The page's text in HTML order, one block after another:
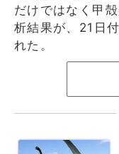
だけではなく甲
析結果が、21日
れた。